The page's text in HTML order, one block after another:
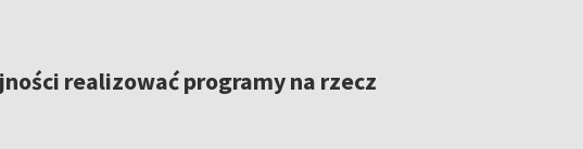
realizować programy na rzecz